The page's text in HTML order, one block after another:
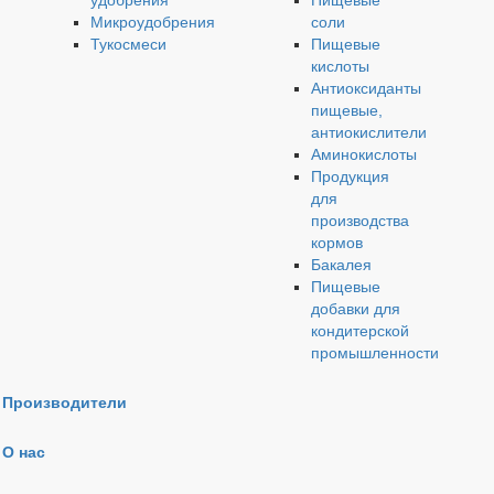
Микроудобрения
Тукосмеси
соли
Пищевые
кислоты
Антиоксиданты
пищевые,
антиокислители
Аминокислоты
Продукция
для
производства
кормов
Бакалея
Пищевые
добавки для
кондитерской
промышленности
Производители
О нас